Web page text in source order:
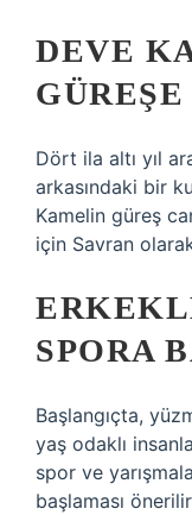
DEVE
Dört ila altı yıl
arkasındaki bir
Kamelin güreş
için Savran
SPORA
Başlangıçta,
yaş odaklı
spor ve
başlaması